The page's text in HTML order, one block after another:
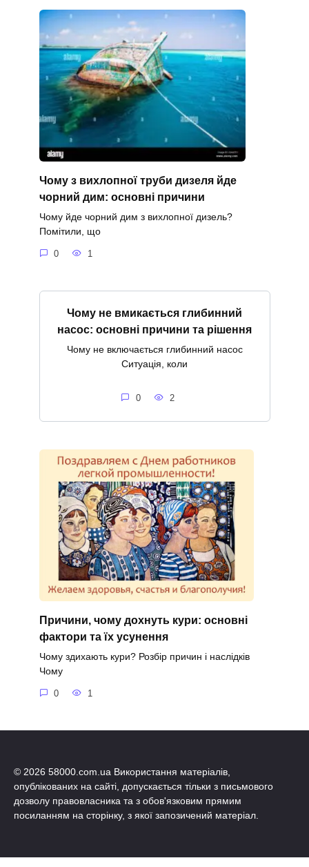
Чому з вихлопної труби дизеля йде
чорний дим: основні причини
Чому йде чорний дим з вихлопної дизель?
Помітили, що
0 1
Чому не вмикається глибинний
насос: основні причини та рішення
Чому не включається глибинний насос
Ситуація, коли
0 2
Причини, чому дохнуть кури: основні
фактори та їх усунення
Чому здихають кури? Розбір причин і наслідків
Чому
0 1
© 2026 58000.com.ua Використання матеріалів,
опублікованих на сайті, допускається тільки з письмового
дозволу правовласника та з обов'язковим прямим
посиланням на сторінку, з якої запозичений матеріал.